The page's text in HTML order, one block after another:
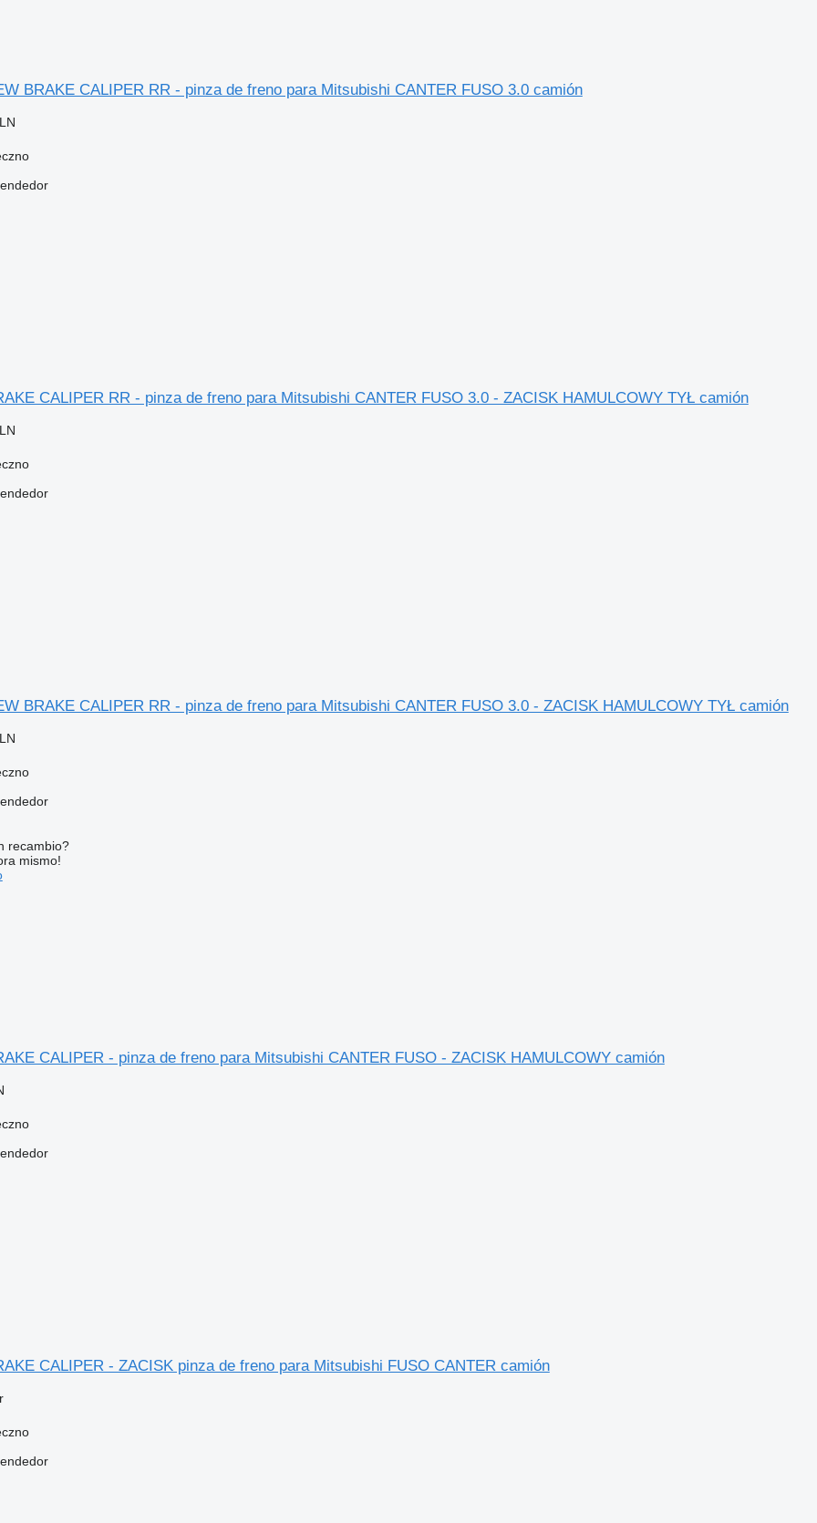
BRAKE CALIPER RR - pinza de freno para Mitsubishi CANTER FUSO 3.0 camión
CALIPER RR - pinza de freno para Mitsubishi CANTER FUSO 3.0 - ZACISK HAMULCOWY TYŁ camión
BRAKE CALIPER RR - pinza de freno para Mitsubishi CANTER FUSO 3.0 - ZACISK HAMULCOWY TYŁ camión
recambio?
mismo!
CALIPER - pinza de freno para Mitsubishi CANTER FUSO - ZACISK HAMULCOWY camión
CALIPER - ZACISK pinza de freno para Mitsubishi FUSO CANTER camión